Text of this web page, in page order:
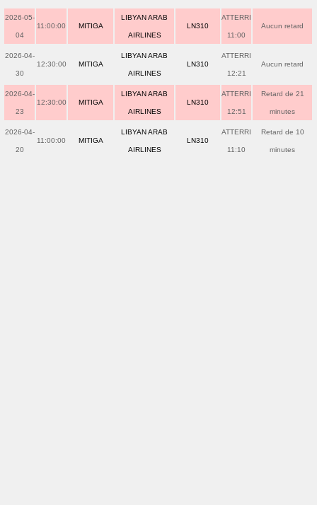
2026-05-
04
11:00:00 MITIGA
LIBYAN ARAB
AIRLINES
LN310
ATTERRI
11:00
Aucun retard
2026-04-
30
12:30:00 MITIGA
LIBYAN ARAB
AIRLINES
LN310
ATTERRI
12:21
Aucun retard
2026-04-
23
12:30:00 MITIGA
LIBYAN ARAB
AIRLINES
LN310
ATTERRI
12:51
Retard de 21
minutes
2026-04-
20
11:00:00 MITIGA
LIBYAN ARAB
AIRLINES
LN310
ATTERRI
11:10
Retard de 10
minutes